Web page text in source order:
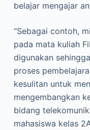
belajar mengajar
“Sebagai contoh,
pada mata kuliah
digunakan
proses
kesulitan untuk
mengembangkan
bidang
mahasiswa kelas